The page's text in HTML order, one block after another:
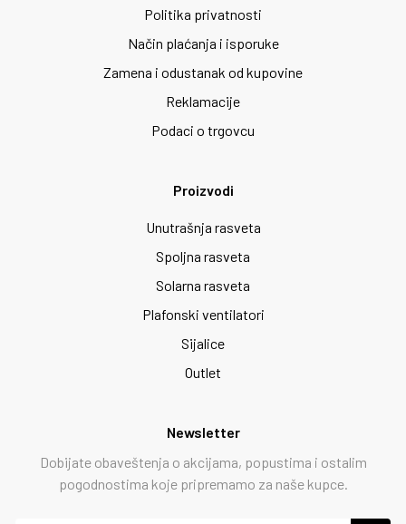
Politika privatnosti
Način plaćanja i isporuke
Zamena i odustanak od kupovine
Reklamacije
Podaci o trgovcu
Proizvodi
Unutrašnja rasveta
Spoljna rasveta
Solarna rasveta
Plafonski ventilatori
Sijalice
Outlet
Newsletter
Dobijate obaveštenja o akcijama, popustima i ostalim
pogodnostima koje pripremamo za naše kupce.